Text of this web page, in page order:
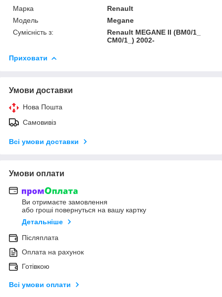
Марка
Renault
Модель
Megane
Сумісність з:
Renault MEGANE II (BM0/1_
CM0/1_) 2002-
Приховати
Умови доставки
Нова Пошта
Самовивіз
Всі умови доставки
Умови оплати
Ви отримаєте замовлення
або гроші повернуться на вашу картку
Детальніше
Післяплата
Оплата на рахунок
Готівкою
Всі умови оплати